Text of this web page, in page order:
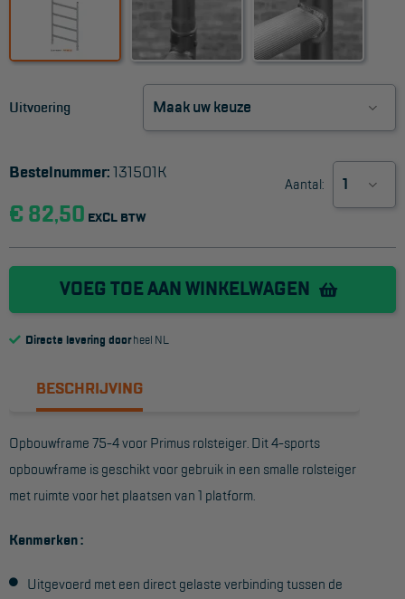
Trailertrap
Trap accessoires
Schraag
VALBEVEILIGING
Veiligheid sets
Anker middelen
Reddingsmiddelen
ACTIES
CombiDeals
MAATWERK
VERHUUR
Steigers
Uitvoering
Bestelnummer:131501K
€ 82,50 EXCL BTW
Aantal:
VOEG TOE AAN WINKELWAGEN
Directe levering doorheel NL
BESCHRIJVING
Opbouwframe 75-4 voor Primus rolsteiger. Dit 4-sports
opbouwframe is geschikt voor gebruik in een smalle rolsteiger
met ruimte voor het plaatsen van 1 platform.
Kenmerken :
Uitgevoerd met een direct gelaste verbinding tussen de